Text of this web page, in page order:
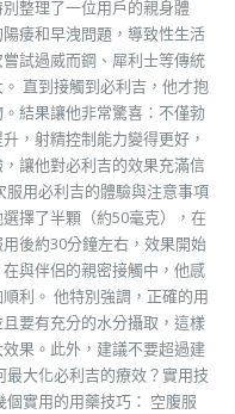
整理了一位用戶的親身體
痿和早洩問題，導致性生活
試過威而鋼、犀利士等傳統
直到接觸到必利吉，他才抱
結果讓他非常驚喜：不僅勃
，射精控制能力變得更好，
讓他對必利吉的效果充滿信
用必利吉的體驗與注意事項
擇了半顆（約50毫克），在
後約30分鐘左右，效果開始
與伴侶的親密接觸中，他感
利。 他特別強調，正確的用
要有充分的水分攝取，這樣
果。此外，建議不要超過建
大化必利吉的療效？實用技
實用的用藥技巧： 空腹服